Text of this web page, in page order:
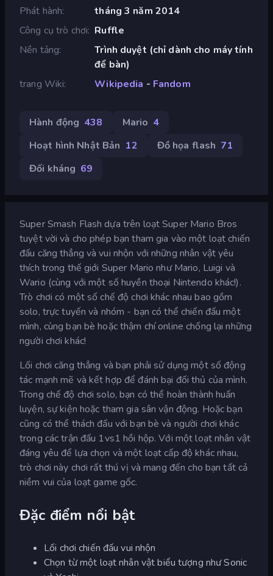
Phát hành
tháng 3 năm 2014
Công cụ trò chơi Ruffle
Nền tảng
Trình duyệt (chỉ dành cho máy tính
để bàn)
trang Wiki
Wikipedia - Fandom
Hành động 438 Mario 4
Hoạt hình Nhật Bản 12 Đồ họa flash 71
Đối kháng 69
Super Smash Flash dựa trên loạt Super Mario Bros
tuyệt vời và cho phép bạn tham gia vào một loạt chiến
đấu căng thẳng và vui nhộn với những nhân vật yêu
thích trong thế giới Super Mario như Mario, Luigi và
Wario (cùng với một số huyền thoại Nintendo khác!).
Trò chơi có một số chế độ chơi khác nhau bao gồm
solo, trực tuyến và nhóm - bạn có thể chiến đấu một
mình, cùng bạn bè hoặc thậm chí online chống lại những
người chơi khác!
Lối chơi căng thẳng và bạn phải sử dụng một số động
tác mạnh mẽ và kết hợp để đánh bại đối thủ của mình.
Trong chế độ chơi solo, bạn có thể hoàn thành huấn
luyện, sự kiện hoặc tham gia sân vận động. Hoặc bạn
cũng có thể thách đấu với bạn bè và người chơi khác
trong các trận đấu 1vs1 hồi hộp. Với một loạt nhân vật
đáng yêu để lựa chọn và một loạt cấp độ khác nhau,
trò chơi này chơi rất thú vị và mang đến cho bạn tất cả
niềm vui của loạt game gốc.
Đặc điểm nổi bật
Lối chơi chiến đấu vui nhộn
Chọn từ một loạt nhân vật biểu tượng như Sonic